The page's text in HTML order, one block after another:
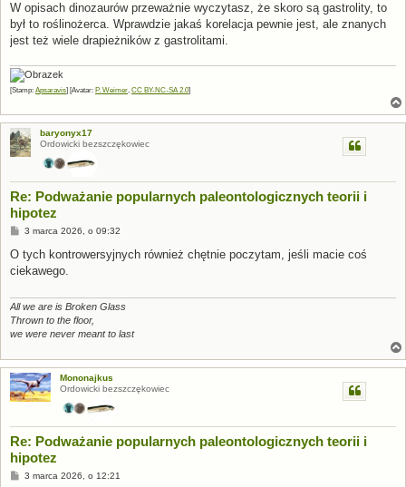
W opisach dinozaurów przeważnie wyczytasz, że skoro są gastrolity, to
był to roślinożerca. Wprawdzie jakaś korelacja pewnie jest, ale znanych
jest też wiele drapieżników z gastrolitami.
[Stamp: Apsaravis] [Avatar: P. Weimer, CC BY-NC-SA 2.0]
baryonyx17
Ordowicki bezszczękowiec
Re: Podważanie popularnych paleontologicznych teorii i
hipotez
P
s
3 marca 2026, o 09:32
O tych kontrowersyjnych również chętnie poczytam, jeśli macie coś
ciekawego.
All we are is Broken Glass
Thrown to the floor,
we were never meant to last
Mononajkus
Ordowicki bezszczękowiec
Re: Podważanie popularnych paleontologicznych teorii i
hipotez
P3 marca 2026, o 12:21